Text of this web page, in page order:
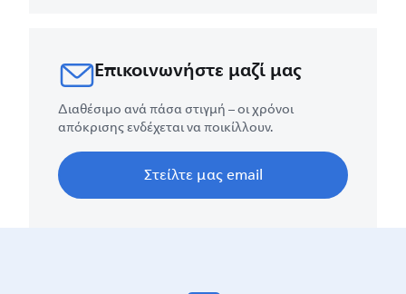
Επικοινωνήστε μαζί μας
Διαθέσιμο ανά πάσα στιγμή – οι χρόνοι
απόκρισης ενδέχεται να ποικίλλουν.
Στείλτε μας email